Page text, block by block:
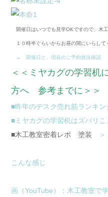
開催日はいつでも見学OKですので、木
１０時半ぐらいからお昼の間にいらして
→ 開催日と、現在のご予約状況確認
＜＜ミヤカグの学習机
方へ 参考までに＞＞
■昨年のデスク売れ筋ランキン
■ミヤカグの学習机はズバリこ
■木工教室密着レポ 塗装
組
こんな感じ
木工教室の説
画（YouTube）：木工教室で